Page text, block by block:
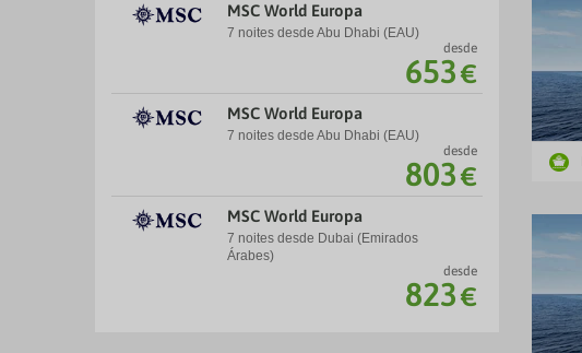
MSC World Europa
7 noites desde Abu Dhabi (EAU)
desde
653€
MSC World Europa
7 noites desde Abu Dhabi (EAU)
desde
803€
MSC World Europa
7 noites desde Dubai (Emirados
Árabes)
desde
823€